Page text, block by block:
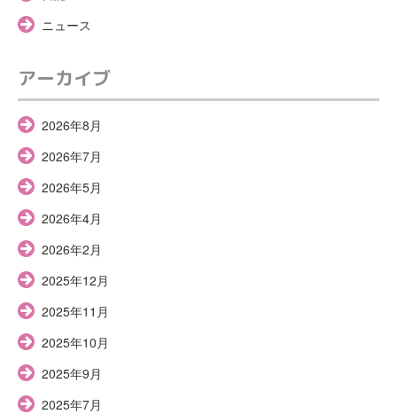
ニュース
アーカイブ
2026年8月
2026年7月
2026年5月
2026年4月
2026年2月
2025年12月
2025年11月
2025年10月
2025年9月
2025年7月